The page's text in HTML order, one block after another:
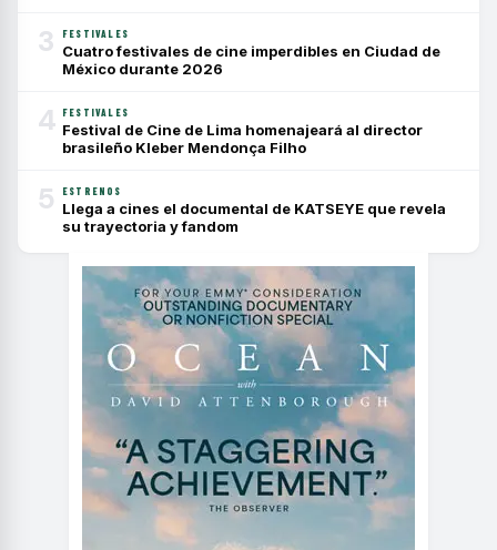
3 FESTIVALES
Cuatro festivales de cine imperdibles en Ciudad de
México durante 2026
4 FESTIVALES
Festival de Cine de Lima homenajeará al director
brasileño Kleber Mendonça Filho
5 ESTRENOS
Llega a cines el documental de KATSEYE que revela
su trayectoria y fandom